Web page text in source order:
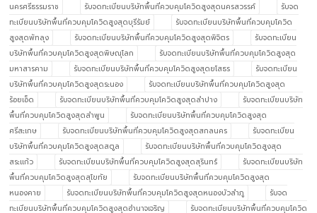
นครศรีธรรมราช
รับจดทะเบียนบริษัทพื้นที่ควบคุมโควิดสูงสุดนครสวรรค์
รับจด
ทะเบียนบริษัทพื้นที่ควบคุมโควิดสูงสุดบุรีรัมย์
รับจดทะเบียนบริษัทพื้นที่ควบคุมโควิด
สูงสุดพัทลุง
รับจดทะเบียนบริษัทพื้นที่ควบคุมโควิดสูงสุดพิจิตร
รับจดทะเบียน
บริษัทพื้นที่ควบคุมโควิดสูงสุดพิษณุโลก
รับจดทะเบียนบริษัทพื้นที่ควบคุมโควิดสูงสุด
มหาสารคาม
รับจดทะเบียนบริษัทพื้นที่ควบคุมโควิดสูงสุดยโสธร
รับจดทะเบียน
บริษัทพื้นที่ควบคุมโควิดสูงสุดระนอง
รับจดทะเบียนบริษัทพื้นที่ควบคุมโควิดสูงสุด
ร้อยเอ็ด
รับจดทะเบียนบริษัทพื้นที่ควบคุมโควิดสูงสุดลำปาง
รับจดทะเบียนบริษัท
พื้นที่ควบคุมโควิดสูงสุดลำพูน
รับจดทะเบียนบริษัทพื้นที่ควบคุมโควิดสูงสุด
ศรีสะเกษ
รับจดทะเบียนบริษัทพื้นที่ควบคุมโควิดสูงสุดสกลนคร
รับจดทะเบียน
บริษัทพื้นที่ควบคุมโควิดสูงสุดสตูล
รับจดทะเบียนบริษัทพื้นที่ควบคุมโควิดสูงสุด
สระแก้ว
รับจดทะเบียนบริษัทพื้นที่ควบคุมโควิดสูงสุดสุรินทร์
รับจดทะเบียนบริษัท
พื้นที่ควบคุมโควิดสูงสุดสุโขทัย
รับจดทะเบียนบริษัทพื้นที่ควบคุมโควิดสูงสุด
หนองคาย
รับจดทะเบียนบริษัทพื้นที่ควบคุมโควิดสูงสุดหนองบัวลำภู
รับจด
ทะเบียนบริษัทพื้นที่ควบคุมโควิดสูงสุดอำนาจเจริญ
รับจดทะเบียนบริษัทพื้นที่ควบคุมโควิด